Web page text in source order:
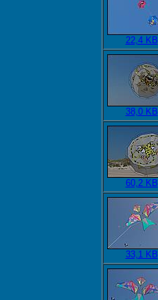
22,4 KB
38,0 KB
60,2 KB
33,1 KB